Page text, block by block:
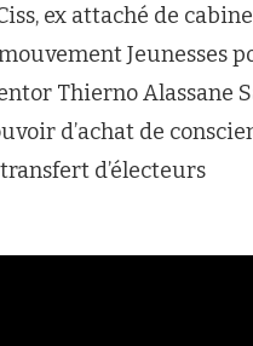
ex attaché de
Jeunesses
Thierno Alassane
d’achat de
d’électeurs